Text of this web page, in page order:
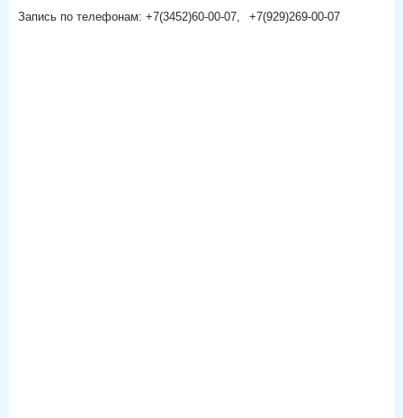
Запись по телефонам: +7(3452)60-00-07,⠀+7(929)269-00-07⠀